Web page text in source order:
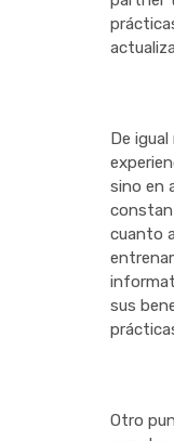
De
sino en
cuanto
sus
Otro